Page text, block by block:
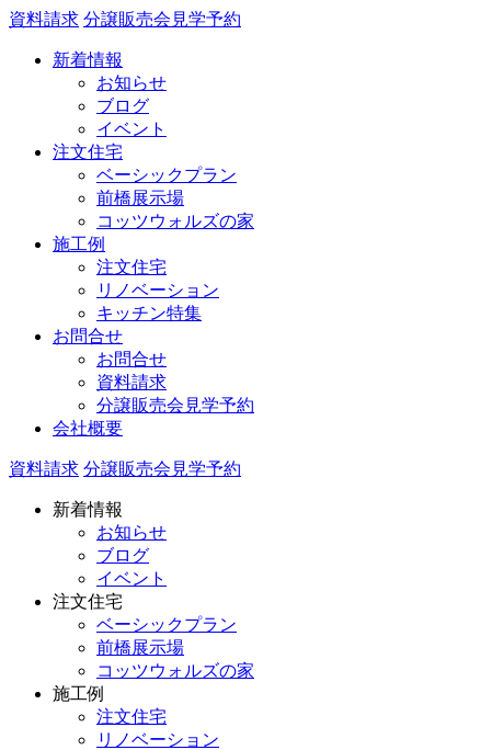
資料請求 分譲販売会見学予約
新着情報
お知らせ
ブログ
イベント
注文住宅
ベーシックプラン
前橋展示場
コッツウォルズの家
施工例
注文住宅
リノベーション
キッチン特集
お問合せ
お問合せ
資料請求
分譲販売会見学予約
会社概要
資料請求 分譲販売会見学予約
新着情報
お知らせ
ブログ
イベント
注文住宅
ベーシックプラン
前橋展示場
コッツウォルズの家
施工例
注文住宅
リノベーション